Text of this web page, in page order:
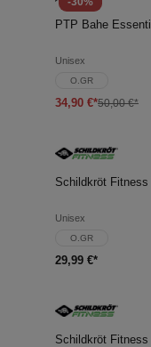
PTP Bahe
Unisex
O.GR
34,90 €*50,00 €*
Schildkröt
Unisex
O.GR
29,99 €*